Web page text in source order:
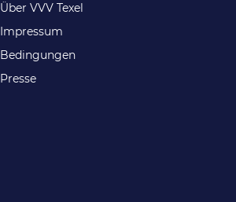
Über VVV Texel
Impressum
Bedingungen
Presse